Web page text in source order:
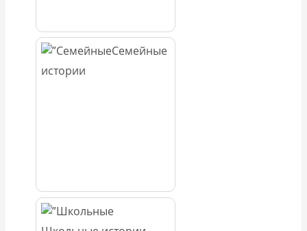
Семейные
истории